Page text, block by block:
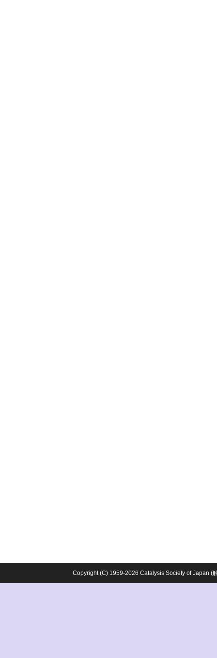
Copyright (C) 1959-2026 Catalysis Society of Japan (